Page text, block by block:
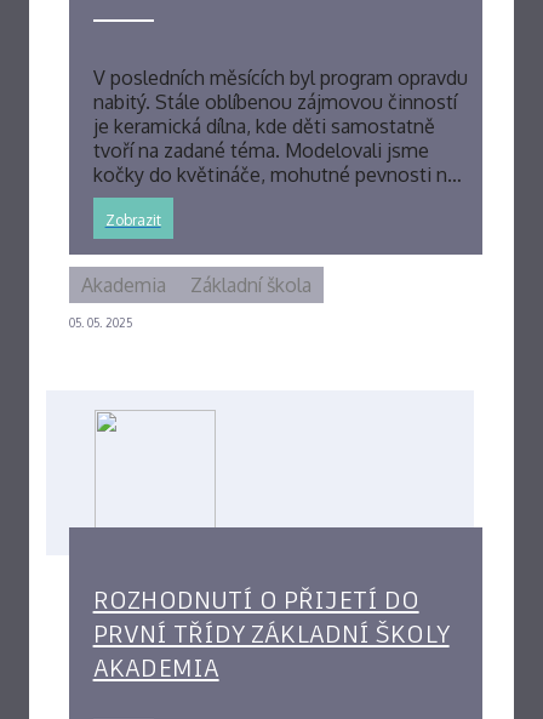
V posledních měsících byl program opravdu
nabitý. Stále oblíbenou zájmovou činností
je keramická dílna, kde děti samostatně
tvoří na zadané téma. Modelovali jsme
kočky do květináče, mohutné pevnosti n…
Zobrazit
05. 05. 2025
Akademia Základní škola
ROZHODNUTÍ O PŘIJETÍ DO
PRVNÍ TŘÍDY ZÁKLADNÍ ŠKOLY
AKADEMIA